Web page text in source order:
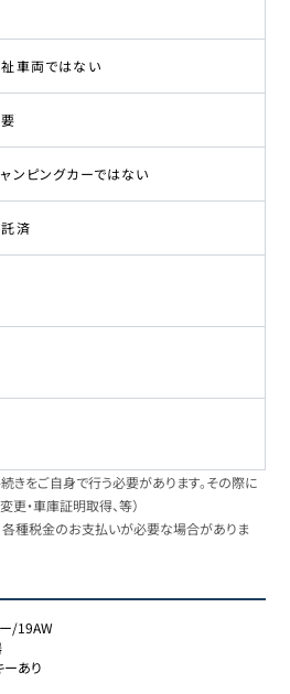
車両ではない
ンピングカーではない
済
をご自身で行う必要があります。その際に
更・車庫証明取得、等）
種税金のお支払いが必要な場合がありま
/19AW
あり